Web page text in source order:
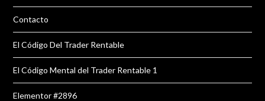
Contacto
El Código Del Trader Rentable
El Código Mental del Trader Rentable 1
Elementor #2896